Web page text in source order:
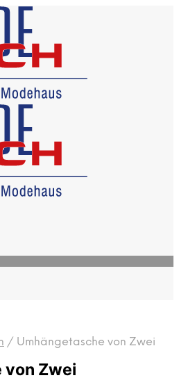
/ Umhängetasche von Zwei
von Zwei